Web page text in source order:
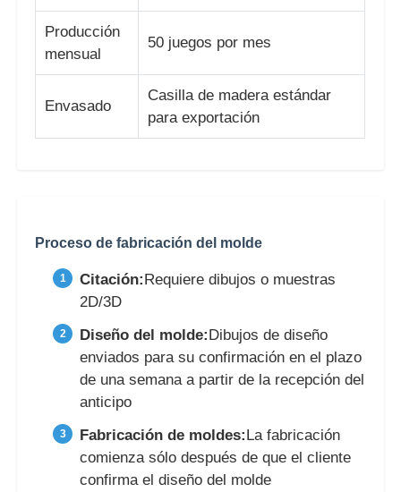
Producción
mensual
50 juegos por mes
Envasado
Casilla de madera estándar
para exportación
Proceso de fabricación del molde
Citación: Requiere dibujos o muestras
2D/3D
Diseño del molde: Dibujos de diseño
enviados para su confirmación en el plazo
de una semana a partir de la recepción del
anticipo
Fabricación de moldes: La fabricación
comienza sólo después de que el cliente
confirma el diseño del molde